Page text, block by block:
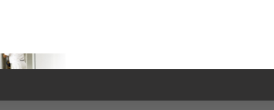
- Dallage, terrasse, chape pavée à Carvin
- Dallage, terrasse, chape pavée à Berck